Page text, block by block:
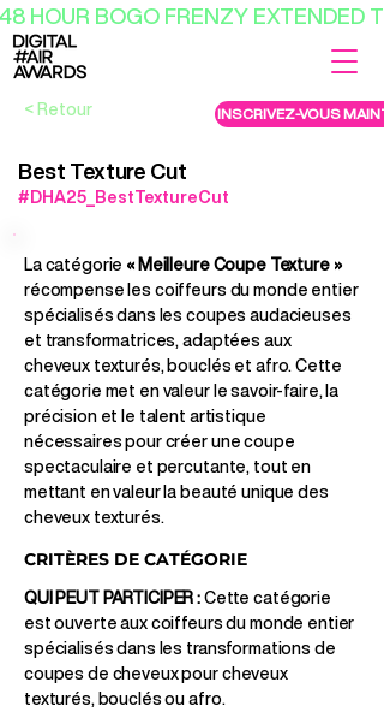
48 HOUR BOGO FRENZY EXTENDED
< Retour INSCRIVEZ-VOUS
Best Texture Cut
#DHA25_BestTextureCut
La catégorie « Meilleure Coupe Texture »
récompense les coiffeurs du monde entier
spécialisés dans les coupes audacieuses
et transformatrices, adaptées aux
cheveux texturés, bouclés et afro. Cette
catégorie met en valeur le savoir-faire, la
précision et le talent artistique
nécessaires pour créer une coupe
spectaculaire et percutante, tout en
mettant en valeur la beauté unique des
cheveux texturés.
CRITÈRES DE CATÉGORIE
QUI PEUT PARTICIPER :Cette catégorie
est ouverte aux coiffeurs du monde entier
spécialisés dans les transformations de
coupes de cheveux pour cheveux
texturés, bouclés ou afro.